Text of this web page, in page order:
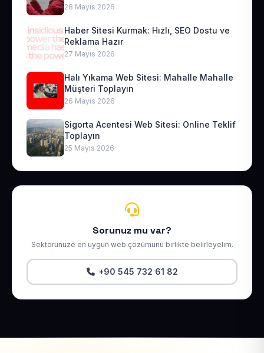
28 Mayıs 2026
Haber Sitesi Kurmak: Hızlı, SEO Dostu ve
Reklama Hazır
27 Mayıs 2026
Halı Yıkama Web Sitesi: Mahalle Mahalle
Müşteri Toplayın
26 Mayıs 2026
Sigorta Acentesi Web Sitesi: Online Teklif
Toplayın
25 Mayıs 2026
Sorunuz mu var?
Sektörünüze en uygun web çözümünü birlikte belirleyelim.
+90 545 732 61 82